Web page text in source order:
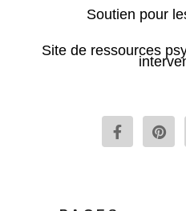
Soutien pour
Site de ressources
F
a
c
P
i
n